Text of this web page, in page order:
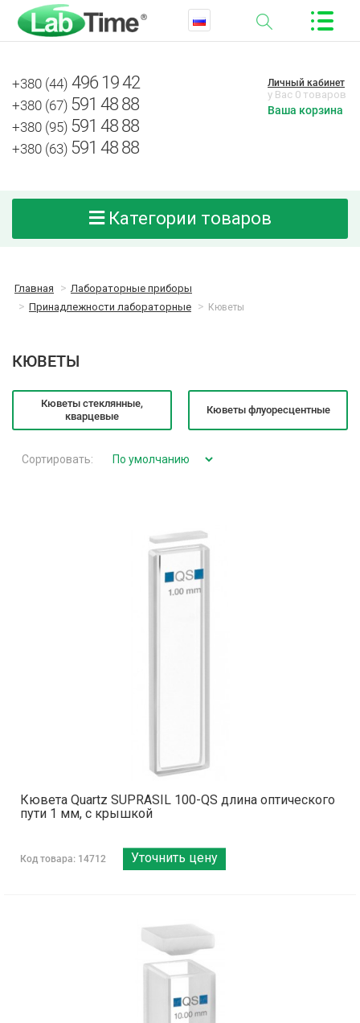
+380 (44) 496 19 42
+380 (67) 591 48 88
+380 (95) 591 48 88
+380 (63) 591 48 88
Личный кабинет
у Вас 0 товаров
Ваша корзина
Категории товаров
Главная
Лабораторные приборы
Принадлежности лабораторные
Кюветы
КЮВЕТЫ
Кюветы стеклянные,
кварцевые
Кюветы флуоресцентные
Сортировать:
Кювета Quartz SUPRASIL 100-QS длина оптического
пути 1 мм, с крышкой
Код товара: 14712 Уточнить цену